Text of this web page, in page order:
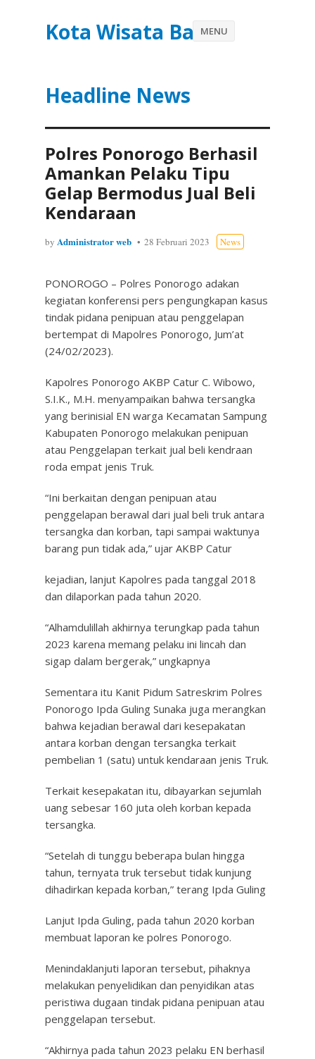
Kota Wisata Batu
Headline News
MENU
Polres Ponorogo Berhasil
Amankan Pelaku Tipu
Gelap Bermodus Jual Beli
Kendaraan
by Administrator web 28 Februari 2023 News
PONOROGO – Polres Ponorogo adakan
kegiatan konferensi pers pengungkapan kasus
tindak pidana penipuan atau penggelapan
bertempat di Mapolres Ponorogo, Jum’at
(24/02/2023).
Kapolres Ponorogo AKBP Catur C. Wibowo,
S.I.K., M.H. menyampaikan bahwa tersangka
yang berinisial EN warga Kecamatan Sampung
Kabupaten Ponorogo melakukan penipuan
atau Penggelapan terkait jual beli kendraan
roda empat jenis Truk.
“Ini berkaitan dengan penipuan atau
penggelapan berawal dari jual beli truk antara
tersangka dan korban, tapi sampai waktunya
barang pun tidak ada,” ujar AKBP Catur
kejadian, lanjut Kapolres pada tanggal 2018
dan dilaporkan pada tahun 2020.
“Alhamdulillah akhirnya terungkap pada tahun
2023 karena memang pelaku ini lincah dan
sigap dalam bergerak,” ungkapnya
Sementara itu Kanit Pidum Satreskrim Polres
Ponorogo Ipda Guling Sunaka juga merangkan
bahwa kejadian berawal dari kesepakatan
antara korban dengan tersangka terkait
pembelian 1 (satu) untuk kendaraan jenis Truk.
Terkait kesepakatan itu, dibayarkan sejumlah
uang sebesar 160 juta oleh korban kepada
tersangka.
“Setelah di tunggu beberapa bulan hingga
tahun, ternyata truk tersebut tidak kunjung
dihadirkan kepada korban,” terang Ipda Guling
Lanjut Ipda Guling, pada tahun 2020 korban
membuat laporan ke polres Ponorogo.
Menindaklanjuti laporan tersebut, pihaknya
melakukan penyelidikan dan penyidikan atas
peristiwa dugaan tindak pidana penipuan atau
penggelapan tersebut.
“Akhirnya pada tahun 2023 pelaku EN berhasil